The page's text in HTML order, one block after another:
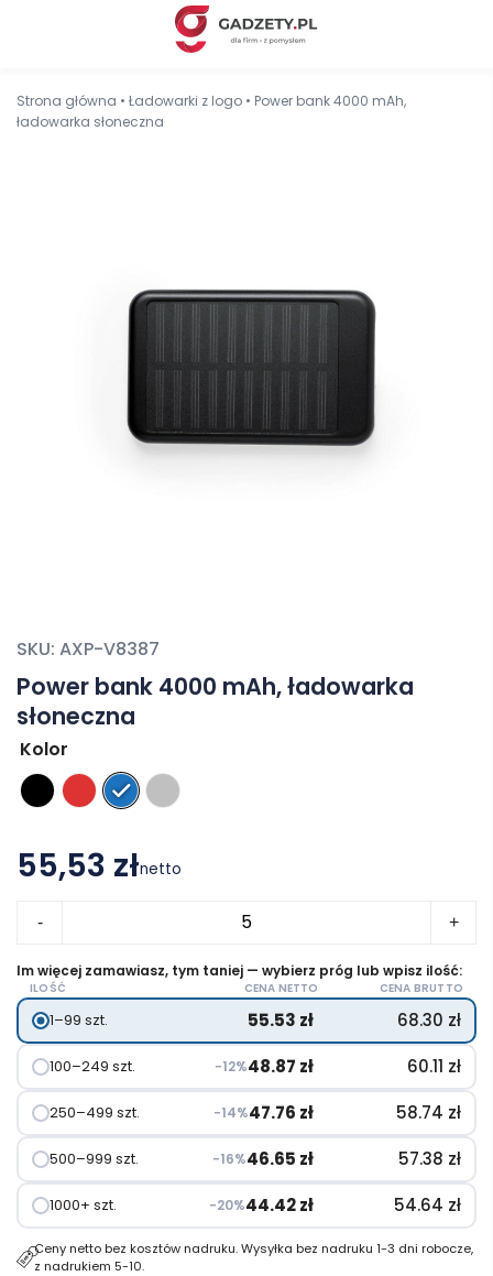
Strona główna • Ładowarki z logo • Power bank 4000 mAh,
ładowarka słoneczna
Power bank 4000 mAh, ładowarka
słoneczna
SKU: AXP-V8387
Kolor
55,53 złnetto
-
bank
4000
mAh,
ładowarka
słoneczna
+
Im więcej zamawiasz, tym taniej — wybierz próg lub wpisz ilość:
ILOŚĆ CENA NETTO CENA BRUTTO
1–99 szt. 55.53 zł 68.30 zł
100–249 szt. −12%48.87 zł 60.11 zł
250–499 szt. −14%47.76 zł 58.74 zł
500–999 szt. −16%46.65 zł 57.38 zł
1000+ szt. −20%44.42zł 54.64 zł
Ceny netto bez kosztów nadruku. Wysyłka bez nadruku 1-3 dni robocze,
z nadrukiem 5-10.